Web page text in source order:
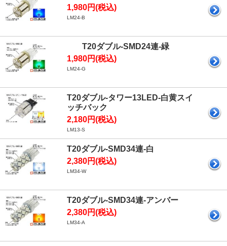
1,980円(税込)
LM24-B
T20ダブル-SMD24連-緑
1,980円(税込)
LM24-G
T20ダブル-タワー13LED-白黄スイ
ッチバック
2,180円(税込)
LM13-S
T20ダブル-SMD34連-白
2,380円(税込)
LM34-W
T20ダブル-SMD34連-アンバー
2,380円(税込)
LM34-A